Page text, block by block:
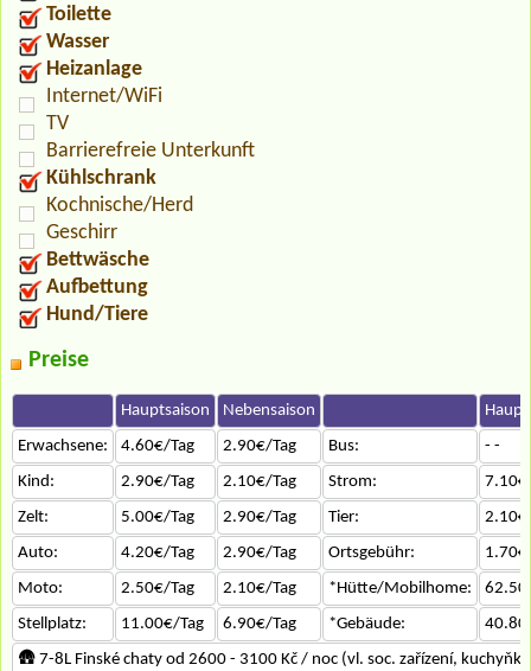
Toilette
Wasser
Heizanlage
Internet/WiFi
TV
Barrierefreie Unterkunft
Kühlschrank
Kochnische/Herd
Geschirr
Bettwäsche
Aufbettung
Hund/Tiere
Preise
Hauptsaison Nebensaison
Erwachsene:
4.60€/Tag 2.90€/Tag Bus:
- -
Kind:
2.90€/Tag 2.10€/Tag Strom:
Zelt:
5.00€/Tag 2.90€/Tag Tier:
Auto:
4.20€/Tag 2.90€/Tag Ortsgebühr:
Moto:
2.50€/Tag 2.10€/Tag *Hütte/Mobilhome:
Stellplatz:
11.00€/Tag 6.90€/Tag *Gebäude:
🛖 7-8L Finské chaty od 2600 - 3100 Kč / noc (vl. soc. zařízení,